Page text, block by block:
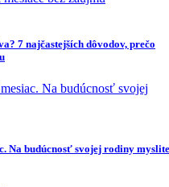
7 najčastejších dôvodov, prečo
Na budúcnosť svojej rodiny myslite